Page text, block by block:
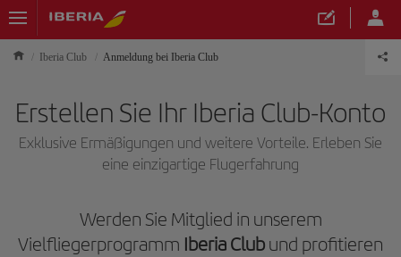
Iberia Club Anmeldung bei Iberia Club
Erstellen Sie Ihr Iberia Club-Konto
Exklusive Ermäßigungen und weitere Vorteile. Erleben Sie
eine einzigartige Flugerfahrung
Werden Sie Mitglied in unserem
Vielfliegerprogramm Iberia Club und profitieren